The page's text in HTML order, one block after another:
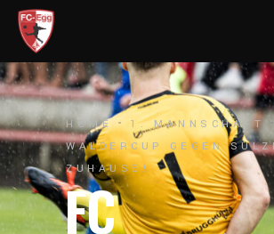
HOME
1. MANNSCHAFT
WÄLDERCUP GEGEN
ZUHAUSE!
FC